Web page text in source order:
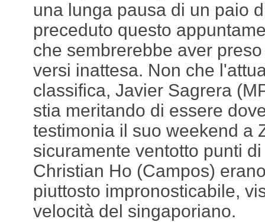
una lunga pausa di un paio
preceduto questo
che sembrerebbe aver
versi inattesa. Non che
classifica, Javier Sagrera
stia meritando di essere
testimonia il suo weekend a
sicuramente ventotto punti
Christian Ho (Campos)
piuttosto impronosticabile,
velocità del singaporiano.